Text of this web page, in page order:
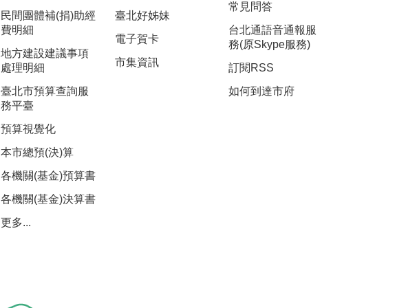
民間團體補(捐)助經
費明細
地方建設建議事項
處理明細
臺北市預算查詢服
務平臺
預算視覺化
本市總預(決)算
各機關(基金)預算書
各機關(基金)決算書
更多...
臺北好姊妹
電子賀卡
市集資訊
常見問答
台北通語音通報服
務(原Skype服務)
訂閱RSS
如何到達市府